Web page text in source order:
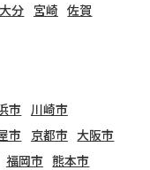
大分 宮崎 佐賀
市
川崎市
市 京都市 大阪市
福岡市 熊本市